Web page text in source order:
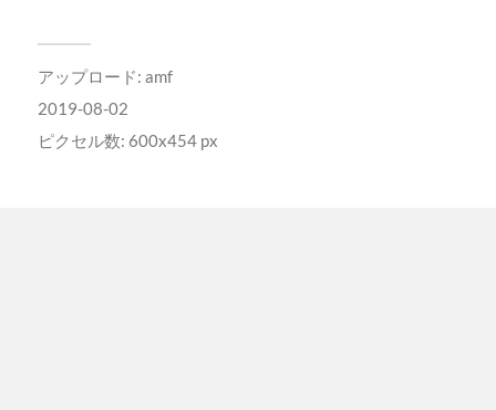
アップロード: amf
2019-08-02
ピクセル数: 600x454 px